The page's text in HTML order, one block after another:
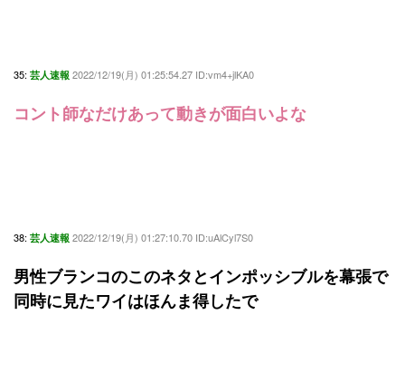
35: 芸人速報 2022/12/19(月) 01:25:54.27 ID:vm4+jlKA0
コント師なだけあって動きが面白いよな
38: 芸人速報 2022/12/19(月) 01:27:10.70 ID:uAlCyl7S0
男性ブランコのこのネタとインポッシブルを幕張で
同時に見たワイはほんま得したで